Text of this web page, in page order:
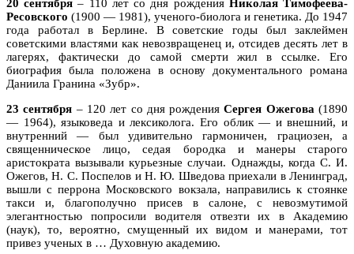
20 сентября – 110 лет со дня рождения Николая Тимофеева-
Ресовского (1900 — 1981), ученого-биолога и генетика. До 1947
года работал в Берлине. В советские годы был заклеймен
советскими властями как невозвращенец и, отсидев десять лет в
лагерях, фактически до самой смерти жил в ссылке. Его
биография была положена в основу документального романа
Даниила Гранина «Зубр».
23 сентября – 120 лет со дня рожденияСергея Ожегова (1890
— 1964), языковеда и лексиколога. Его облик — и внешний, и
внутренний — был удивительно гармоничен, грациозен, а
священническое лицо, седая бородка и манеры старого
аристократа вызывали курьезные случаи. Однажды, когда С. И.
Ожегов, Н. С. Поспелов и Н. Ю. Шведова приехали в Ленинград,
вышли с перрона Московского вокзала, направились к стоянке
такси и, благополучно присев в салоне, с невозмутимой
элегантностью попросили водителя отвезти их в Академию
(наук), то, вероятно, смущенный их видом и манерами, тот
привез ученых в … Духовную академию.